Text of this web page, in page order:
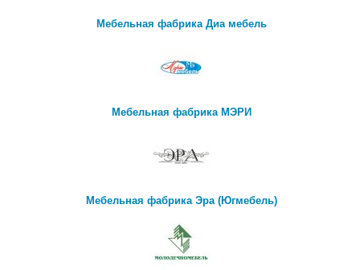
Мебельная фабрика Диа мебель
Мебельная фабрика МЭРИ
Мебельная фабрика Эра (Югмебель)